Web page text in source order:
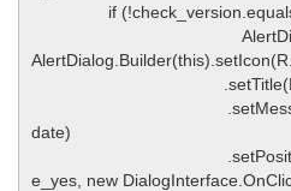
if
date)
e_yes, new